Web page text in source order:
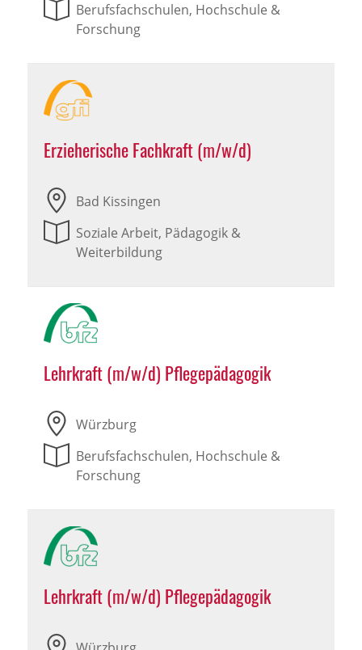
Berufsfachschulen, Hochschule &
Forschung
Erzieherische Fachkraft (m/w/d)
Bad Kissingen
Soziale Arbeit, Pädagogik &
Weiterbildung
Lehrkraft (m/w/d) Pflegepädagogik
Würzburg
Berufsfachschulen, Hochschule &
Forschung
Lehrkraft (m/w/d) Pflegepädagogik